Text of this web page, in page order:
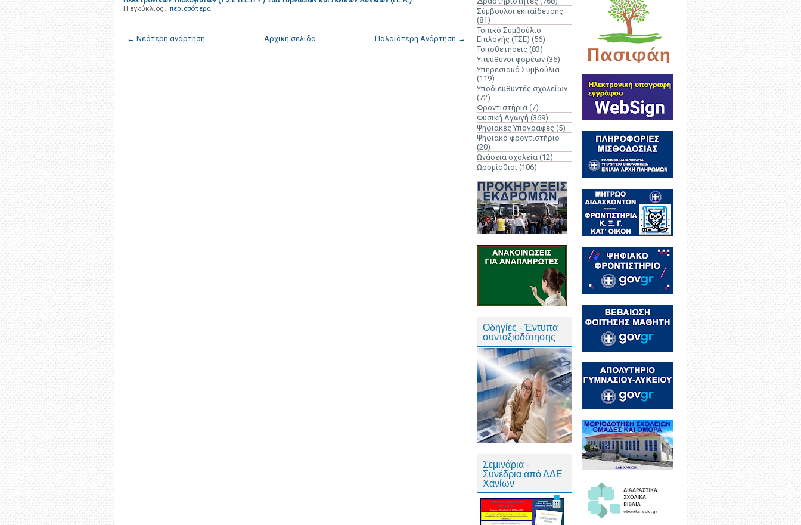
Η εγκύκλιος… περισσότερα
← Νεότερη ανάρτηση Παλαιότερη Ανάρτηση →
Αρχική σελίδα
Σύμβουλοι εκπαίδευσης
(81)
Τοπικό Συμβούλιο
Επιλογής (ΤΣΕ) (56)
Τοποθετήσεις (83)
Υπεύθυνοι φορέων (36)
Υπηρεσιακά Συμβούλια
(119)
Υποδιευθυντές σχολείων
(72)
Φροντιστήρια (7)
Φυσική Αγωγή (369)
Ψηφιακές Υπογραφές (5)
Ψηφιακό φροντιστήριο
(20)
Ωνάσεια σχολεία (12)
Ωρομίσθιοι (106)
Οδηγίες - Έντυπα
συνταξιοδότησης
Σεμινάρια -
Συνέδρια από ΔΔΕ
Χανίων